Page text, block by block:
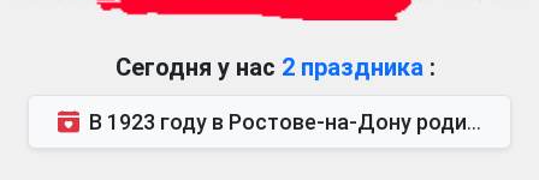
Сегодня у нас 2 праздника :
В 1923 году в Ростове-на-Дону родился Виктор Михайлович Глушков. Под руководством Виктора Михайло...